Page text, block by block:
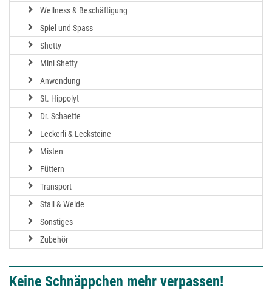
Wellness & Beschäftigung
Spiel und Spass
Shetty
Mini Shetty
Anwendung
St. Hippolyt
Dr. Schaette
Leckerli & Lecksteine
Misten
Füttern
Transport
Stall & Weide
Sonstiges
Zubehör
Keine Schnäppchen mehr verpassen!